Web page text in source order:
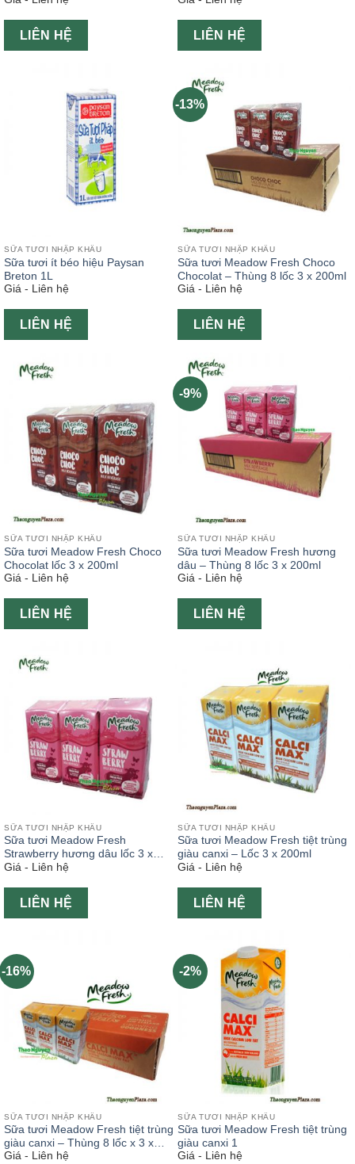
LIÊN HỆ LIÊN HỆ
SỮA TƯƠI NHẬP KHẨU
Sữa tươi ít béo hiệu Paysan
Breton 1L
Giá - Liên hệ
LIÊN HỆ
-13%
SỮA TƯƠI NHẬP KHẨU
Sữa tươi Meadow Fresh Choco
Chocolat – Thùng 8 lốc 3 x 200ml
Giá - Liên hệ
LIÊN HỆ
SỮA TƯƠI NHẬP KHẨU
Sữa tươi Meadow Fresh Choco
Chocolat lốc 3 x 200ml
Giá - Liên hệ
LIÊN HỆ
-9%
SỮA TƯƠI NHẬP KHẨU
Sữa tươi Meadow Fresh hương
dâu – Thùng 8 lốc 3 x 200ml
Giá - Liên hệ
LIÊN HỆ
SỮA TƯƠI NHẬP KHẨU
Sữa tươi Meadow Fresh
Strawberry hương dâu lốc 3 x
200ml
Giá - Liên hệ
LIÊN HỆ
SỮA TƯƠI NHẬP KHẨU
Sữa tươi Meadow Fresh tiệt trùng
giàu canxi – Lốc 3 x 200ml
Giá - Liên hệ
LIÊN HỆ
-16%
SỮA TƯƠI NHẬP KHẨU
Sữa tươi Meadow Fresh tiệt trùng
giàu canxi – Thùng 8 lốc x 3 x
200ml
Giá - Liên hệ
-2%
SỮA TƯƠI NHẬP KHẨU
Sữa tươi Meadow Fresh tiệt trùng
giàu canxi 1
Giá - Liên hệ